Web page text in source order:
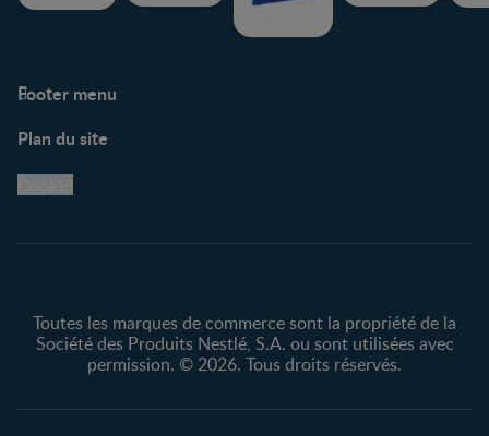
Footer menu
Centre de soutien
Avis légaux
Protection des
Plan du site
Toutes les marques de commerce sont la propriété de la
Société des Produits Nestlé, S.A. ou sont utilisées avec
permission. © 2026. Tous droits réservés.